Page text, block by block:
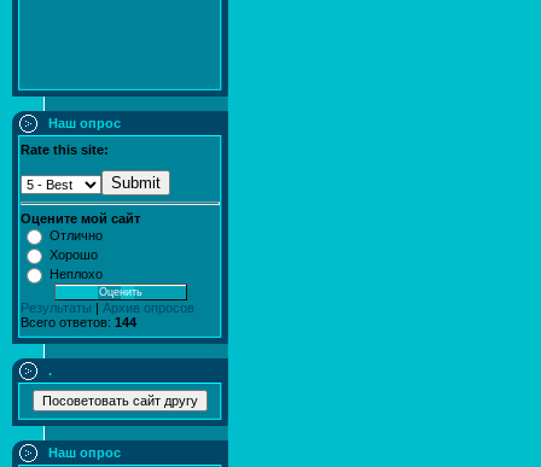
Наш опрос
Rate this site:
Submit
Оцените мой сайт
Отлично
Хорошо
Неплохо
Результаты
Архив опросов
Всего ответов: 144
.
Наш опрос